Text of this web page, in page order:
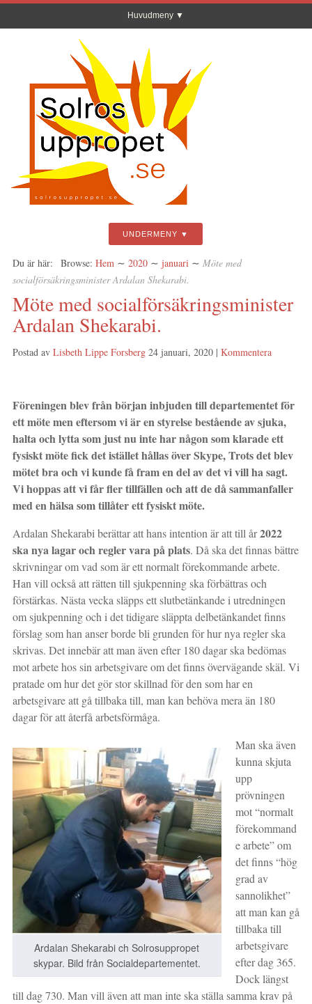
Huvudmeny
UNDERMENY
Du är här: Browse: Hem ∼ 2020 ∼ januari ∼ Möte med
socialförsäkringsminister Ardalan Shekarabi.
Möte med socialförsäkringsminister
Ardalan Shekarabi.
Postad av Lisbeth Lippe Forsberg 24 januari, 2020| Kommentera
Föreningen blev från början inbjuden till departementet för
ett möte men eftersom vi är en styrelse bestående av sjuka,
halta och lytta som just nu inte har någon som klarade ett
fysiskt möte fick det istället hållas över Skype, Trots det blev
mötet bra och vi kunde få fram en del av det vi vill ha sagt.
Vi hoppas att vi får fler tillfällen och att de då sammanfaller
med en hälsa som tillåter ett fysiskt möte.
Ardalan Shekarabi berättar att hans intention är att till år2022
ska nya lagar och regler vara på plats. Då ska det finnas bättre
skrivningar om vad som är ett normalt förekommande arbete.
Han vill också att rätten till sjukpenning ska förbättras och
förstärkas. Nästa vecka släpps ett slutbetänkande i utredningen
om sjukpenning och i det tidigare släppta delbetänkandet finns
förslag som han anser borde bli grunden för hur nya regler ska
skrivas. Det innebär att man även efter 180 dagar ska bedömas
mot arbete hos sin arbetsgivare om det finns övervägande skäl. Vi
pratade om hur det gör stor skillnad för den som har en
arbetsgivare att gå tillbaka till, man kan behöva mera än 180
dagar för att återfå arbetsförmåga.
Ardalan Shekarabi ch Solrosuppropet
skypar. Bild från Socialdepartementet.
Man ska även
kunna skjuta
upp
prövningen
mot “normalt
förekommand
e arbete” om
det finns “hög
grad av
sannolikhet”
att man kan gå
tillbaka till
arbetsgivare
efter dag 365.
Dock längst
till dag 730. Man vill även att man inte ska ställa samma krav på